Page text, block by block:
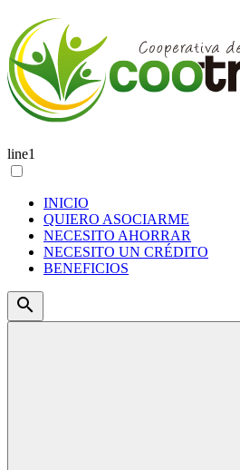
line1
INICIO
QUIERO ASOCIARME
NECESITO AHORRAR
NECESITO UN CRÉDITO
BENEFICIOS
search